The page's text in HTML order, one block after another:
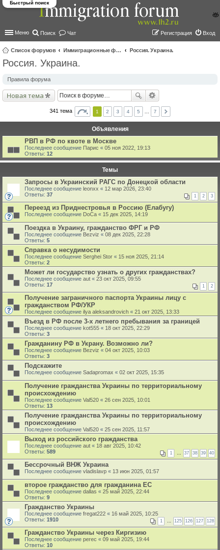
Меню Поиск Чат Вход
Регистрация
Список форумов Иммиграционные форумы | Immigration forums
Россия. Украина.
Быстрый поиск
Россия. Украина.
Правила форума
Новая тема
341 тема 1 2 3 4 5 7
Объявления
РВП в РФ по квоте в Москве
Последнее сообщение Парис « 05 ноя 2022, 19:13
Ответы: 12
Темы
Запросы в Украинский РАГС по Донецкой области
Последнее сообщение leonxx « 12 мар 2026, 23:40
Ответы: 37 1 2 3
Переезд из Приднестровья в Россию (Елабугу)
Последнее сообщение DoCa « 15 дек 2025, 14:19
Поездка в Украину, гражданство ФРГ и РФ
Последнее сообщение Bezviz « 08 дек 2025, 22:28
Ответы: 5
Справка о несудимости
Последнее сообщение Serghei Stor « 15 ноя 2025, 21:14
Ответы: 2
Может ли государство узнать о других гражданствах?
Последнее сообщение aut « 23 окт 2025, 09:55
Ответы: 17 1 2
Получение заграничного паспорта Украины лицу с
гражданством РФ/УКР
Последнее сообщение ilya aleksandrovich « 21 окт 2025, 13:33
Въезд в РФ после 3-х летнего пребывания за границей
Последнее сообщение kot555 « 18 окт 2025, 22:29
Ответы: 3
Гражданину РФ в Украну. Возможно ли?
Последнее сообщение Bezviz « 04 окт 2025, 10:03
Ответы: 3
Подскажите
Последнее сообщение Sadapromax « 02 окт 2025, 15:35
Получение гражданства Украины по территориальному
происхождению
Последнее сообщение Val520 « 26 сен 2025, 10:01
Ответы: 13
Получение гражданства Украины по территориальному
происхождению
Последнее сообщение Val520 « 25 сен 2025, 11:57
Выход из российского гражданства
Последнее сообщение aut « 18 авг 2025, 10:42
Ответы: 589 1 … 37 38 39 40
Бессрочный ВНЖ Украина
Последнее сообщение vladislavp « 13 июн 2025, 01:57
второе гражданство для гражданина ЕС
Последнее сообщение dallas « 25 май 2025, 22:44
Ответы: 9
Гражданство Украины
Последнее сообщение fregat222 « 16 май 2025, 10:25
Ответы: 1910 1 … 125 126 127 128
Гражданство Украины через Киргизию
Последнее сообщение perec « 09 май 2025, 19:44
Ответы: 10